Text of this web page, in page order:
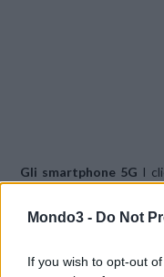
Mondo3 - Do Not
If you wish to opt-out
Gli smartphone 5G I
sito)